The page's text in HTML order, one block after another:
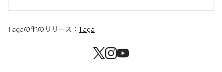
Tagaの他のリリース： Taga